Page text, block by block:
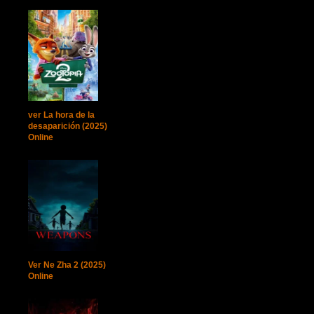
ver La hora de la
desaparición (2025)
Online
Ver Ne Zha 2 (2025)
Online